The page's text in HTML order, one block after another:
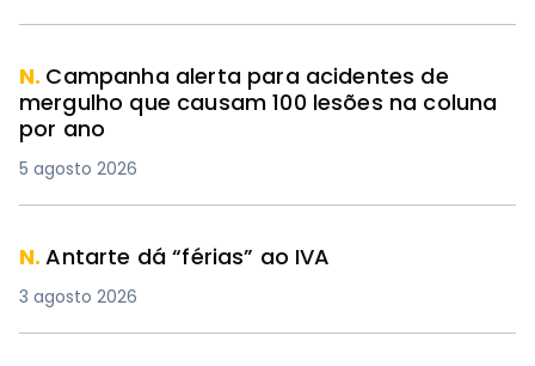
N. Campanha alerta para acidentes de
mergulho que causam 100 lesões na coluna
por ano
5 agosto 2026
N.Antarte dá “férias” ao IVA
3 agosto 2026